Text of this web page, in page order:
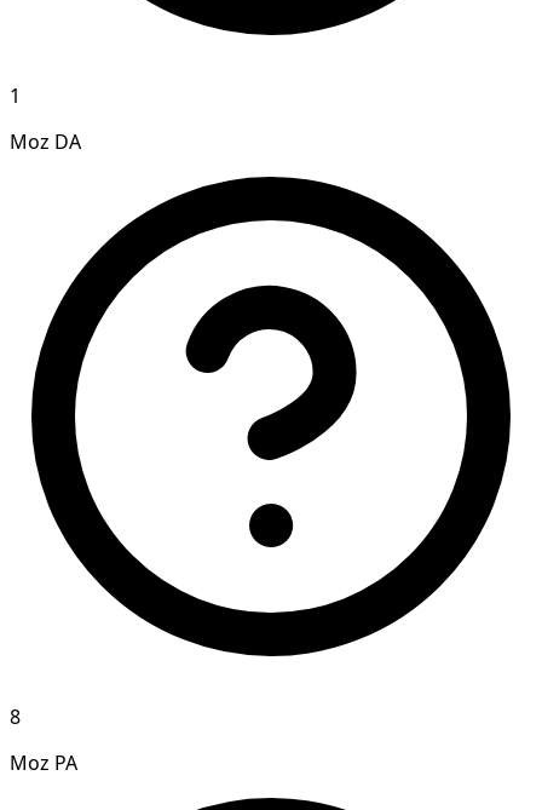
1
Moz DA
8
Moz PA